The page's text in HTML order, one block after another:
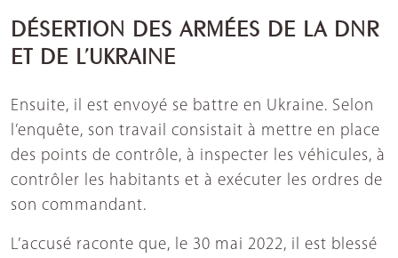
DÉSERTION DES ARMÉES DE LA DNR
ET DE L’UKRAINE
Ensuite, il est envoyé se battre en Ukraine. Selon
l’enquête, son travail consistait à mettre en place
des points de contrôle, à inspecter les véhicules, à
contrôler les habitants et à exécuter les ordres de
son commandant.
L’accusé raconte que, le 30 mai 2022, il est blessé